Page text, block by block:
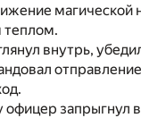
магической
внутрь,
офицер запрыгнул